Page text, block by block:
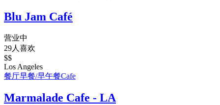
Blu Jam Café
营业中
29人喜欢
$$
Los Angeles
餐厅早餐/早午餐Cafe
Marmalade Cafe - LA